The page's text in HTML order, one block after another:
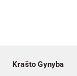
Krašto Gynyba